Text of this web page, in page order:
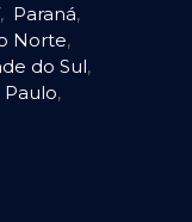
, Paraná,
Norte,
do Sul,
Paulo,